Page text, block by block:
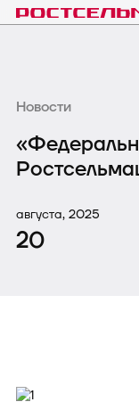
Новости
августа, 2025
20